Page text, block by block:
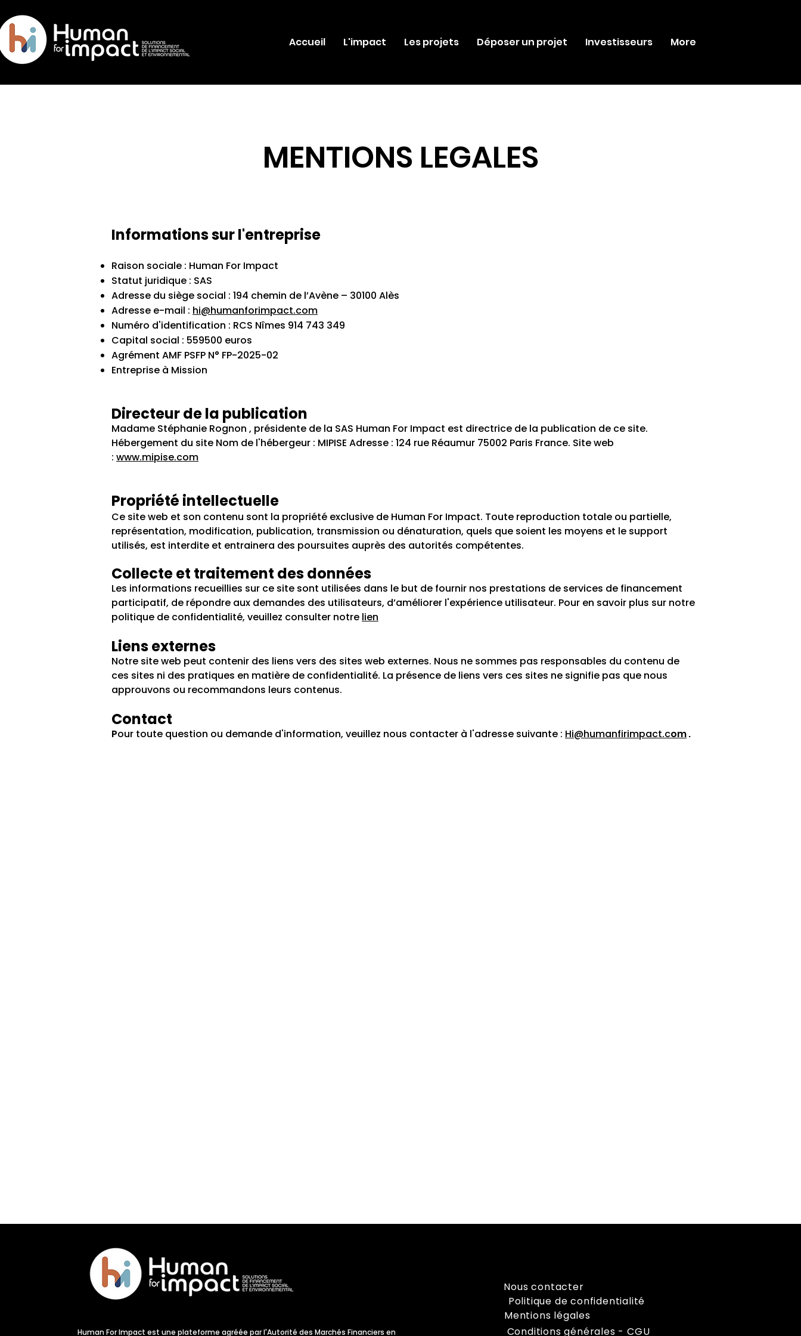
Accueil L'impact Les projets Déposer un projet Investisseurs More
MENTIONS LEGALES
Informations sur l'entreprise
Raison sociale : Human For Impact
Statut juridique : SAS
Adresse du siège social : 194 chemin de l’Avène – 30100 Alès
Adresse e-mail : hi@humanforimpact.com
Numéro d'identification : RCS Nîmes 914 743 349
Capital social : 559500 euros
Agrément AMF PSFP N° FP-2025-02
Entreprise à Mission
Directeur de la publication
Madame Stéphanie Rognon , présidente de la SAS Human For Impact est directrice de la publication de ce site.
Hébergement du site Nom de l'hébergeur : MIPISE Adresse : 124 rue Réaumur 75002 Paris France. Site web
: www.mipise.com
Propriété intellectuelle
Ce site web et son contenu sont la propriété exclusive de Human For Impact. Toute reproduction totale ou partielle,
représentation, modification, publication, transmission ou dénaturation, quels que soient les moyens et le support
utilisés, est interdite et entrainera des poursuites auprès des autorités compétentes.
Collecte et traitement des données
Les informations recueillies sur ce site sont utilisées dans le but de fournir nos prestations de services de financement
participatif, de répondre aux demandes des utilisateurs, d’améliorer l'expérience utilisateur. Pour en savoir plus sur notre
politique de confidentialité, veuillez consulter notre lien
Liens externes
Notre site web peut contenir des liens vers des sites web externes. Nous ne sommes pas responsables du contenu de
ces sites ni des pratiques en matière de confidentialité. La présence de liens vers ces sites ne signifie pas que nous
approuvons ou recommandons leurs contenus.
Contact
Pour toute question ou demande d'information, veuillez nous contacter à l'adresse suivante : Hi@humanfirimpact.com.
Human For Impact est une plateforme agréée par l'Autorité des Marchés Financiers en
Nous contacter
Politique de confidentialité
Mentions légales
Conditions générales - CGU